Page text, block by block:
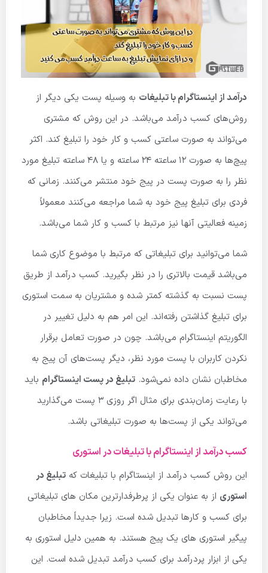
درآمد از اینستاگرام با تبلیغات به وسیله پست یکی دیگر از
روش‌های کسب درآمد می‌باشد. در این روش که مشتری
می‌تواند به صورت ساعتی کسب و کار خود را تبلیغ کند. اکثر
پیچ‌ها به صورت ۱۲ ساعته ۲۴ ساعته و یا ۴۸ ساعته تبلیغ مورد
نظر را به صورت پست در پیج خود منتشر می‌کنند. زمانی که
فردی برای تبلیغ پیج خود به شما مراجعه می‌کنند معمولاً
زمینه فعالیتی آنها نیز مرتبط با کسب و کار شما می‌باشد.
شما می‌توانید برای تبلیغاتی که مرتبط با موضوع کاری شما
می‌باشد قیمت بالاتری را در نظر بگیرید. کسب درآمد از طریق
پست نسبت به گذشته کمتر شده و مشتریان به سمت استوری
برای تبلیغ گذاشتن رفته‌اند. این امر هم به دلیل تغییر در
الگوریتم اینستاگرام می‌باشد. چون در صورت تعامل برقرار
نکردن کاربران با پست مورد نظر، دیگر پست‌های آن پیج به
مخاطبان نشان داده نمی‌شود. تبلیغ در پست اینستاگرام باید
با رعایت زمان‌بندی برای مثال اگر روزی ۳ پست می‌گذارید
می‌تواند یکی از پست‌ها به صورت تبلیغاتی باشد.
کسب درآمد از اینستاگرام با تبلیغات در استوری
این روش کسب درآمد از اینستاگرام با تبلیغات که تبلیغ در
استوری از به عنوان یکی از پرطرفدارترین مکان های تبلیغاتی
برای کسب و کارها تبدیل شده است. زیرا جدیداً مخاطبان
پیگیر استوری های یک پیج هستند. به همین دلیل استوری به
یکی از ابزار پردرآمد برای کسب درآمد تبدیل شده است. این